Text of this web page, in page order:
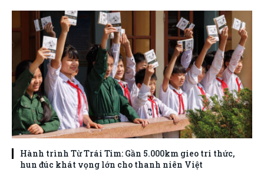
Hành trình Từ Trái Tim: Gần 5.000km gieo tri thức,
hun đúc khát vọng lớn cho thanh niên Việt